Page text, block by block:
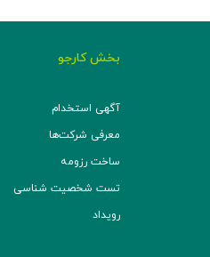
بخش کارجو
آگهی استخدام
معرفی شرکت‌ها
ساخت رزومه
تست شخصیت شناسی
رویداد